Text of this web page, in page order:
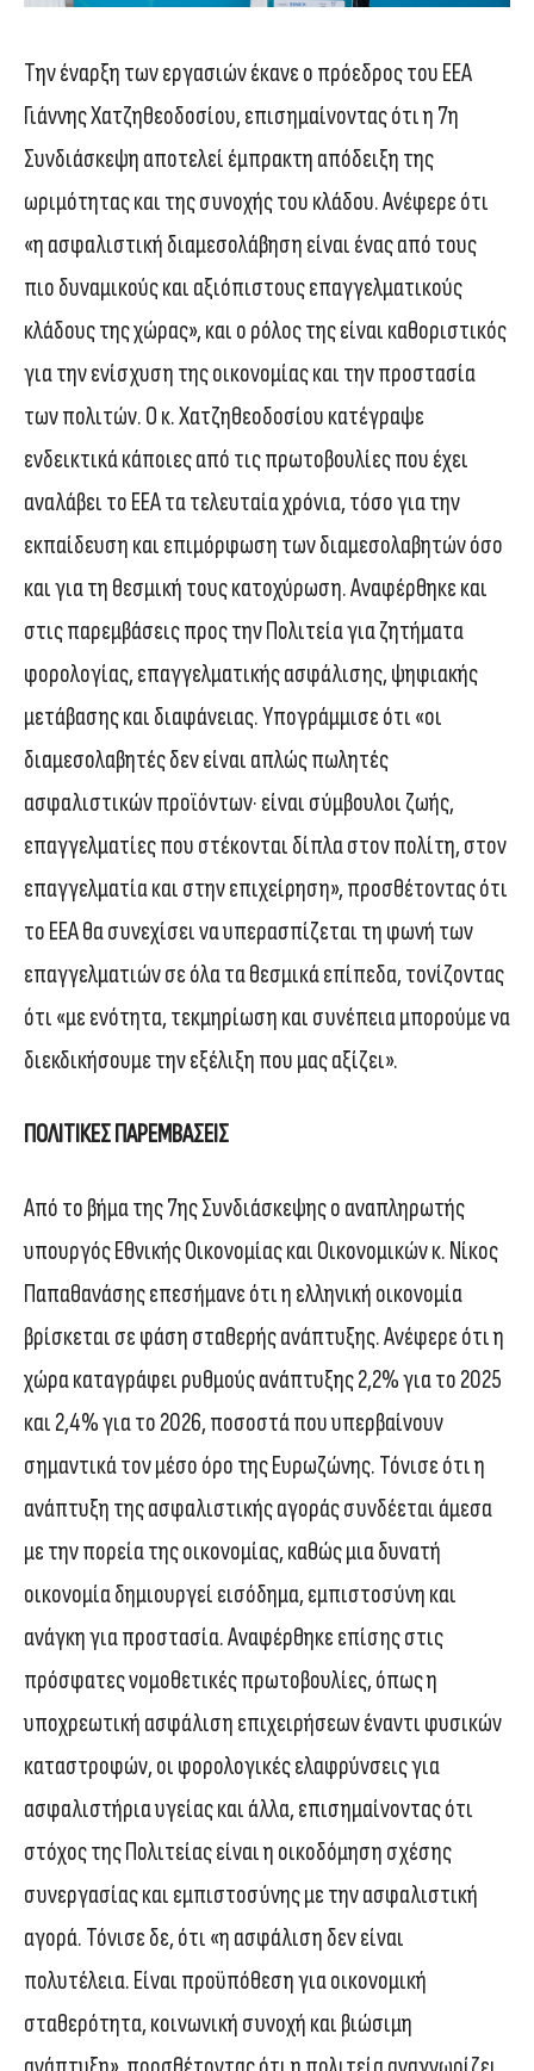
Την έναρξη των εργασιών έκανε ο πρόεδρος του ΕΕΑ
Γιάννης Χατζηθεοδοσίου, επισημαίνοντας ότι η 7η
Συνδιάσκεψη αποτελεί έμπρακτη απόδειξη της
ωριμότητας και της συνοχής του κλάδου. Ανέφερε ότι
«η ασφαλιστική διαμεσολάβηση είναι ένας από τους
πιο δυναμικούς και αξιόπιστους επαγγελματικούς
κλάδους της χώρας», και ο ρόλος της είναι καθοριστικός
για την ενίσχυση της οικονομίας και την προστασία
των πολιτών. Ο κ. Χατζηθεοδοσίου κατέγραψε
ενδεικτικά κάποιες από τις πρωτοβουλίες που έχει
αναλάβει το ΕΕΑ τα τελευταία χρόνια, τόσο για την
εκπαίδευση και επιμόρφωση των διαμεσολαβητών όσο
και για τη θεσμική τους κατοχύρωση. Αναφέρθηκε και
στις παρεμβάσεις προς την Πολιτεία για ζητήματα
φορολογίας, επαγγελματικής ασφάλισης, ψηφιακής
μετάβασης και διαφάνειας. Υπογράμμισε ότι «οι
διαμεσολαβητές δεν είναι απλώς πωλητές
ασφαλιστικών προϊόντων· είναι σύμβουλοι ζωής,
επαγγελματίες που στέκονται δίπλα στον πολίτη, στον
επαγγελματία και στην επιχείρηση», προσθέτοντας ότι
το ΕΕΑ θα συνεχίσει να υπερασπίζεται τη φωνή των
επαγγελματιών σε όλα τα θεσμικά επίπεδα, τονίζοντας
ότι «με ενότητα, τεκμηρίωση και συνέπεια μπορούμε να
διεκδικήσουμε την εξέλιξη που μας αξίζει».
ΠΟΛΙΤΙΚΕΣ ΠΑΡΕΜΒΑΣΕΙΣ
Από το βήμα της 7ης Συνδιάσκεψης ο αναπληρωτής
υπουργός Εθνικής Οικονομίας και Οικονομικών κ. Νίκος
Παπαθανάσης επεσήμανε ότι η ελληνική οικονομία
βρίσκεται σε φάση σταθερής ανάπτυξης. Ανέφερε ότι η
χώρα καταγράφει ρυθμούς ανάπτυξης 2,2% για το 2025
και 2,4% για το 2026, ποσοστά που υπερβαίνουν
σημαντικά τον μέσο όρο της Ευρωζώνης. Τόνισε ότι η
ανάπτυξη της ασφαλιστικής αγοράς συνδέεται άμεσα
με την πορεία της οικονομίας, καθώς μια δυνατή
οικονομία δημιουργεί εισόδημα, εμπιστοσύνη και
ανάγκη για προστασία. Αναφέρθηκε επίσης στις
πρόσφατες νομοθετικές πρωτοβουλίες, όπως η
υποχρεωτική ασφάλιση επιχειρήσεων έναντι φυσικών
καταστροφών, οι φορολογικές ελαφρύνσεις για
ασφαλιστήρια υγείας και άλλα, επισημαίνοντας ότι
στόχος της Πολιτείας είναι η οικοδόμηση σχέσης
συνεργασίας και εμπιστοσύνης με την ασφαλιστική
αγορά. Τόνισε δε, ότι «η ασφάλιση δεν είναι
πολυτέλεια. Είναι προϋπόθεση για οικονομική
σταθερότητα, κοινωνική συνοχή και βιώσιμη